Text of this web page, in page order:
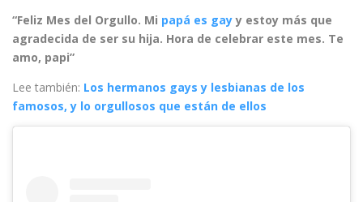
“Feliz Mes del Orgullo. Mi papá es gayy estoy más que
agradecida de ser su hija. Hora de celebrar este mes. Te
amo, papi”
Lee también: Los hermanos gays y lesbianas de los
famosos, y lo orgullosos que están de ellos